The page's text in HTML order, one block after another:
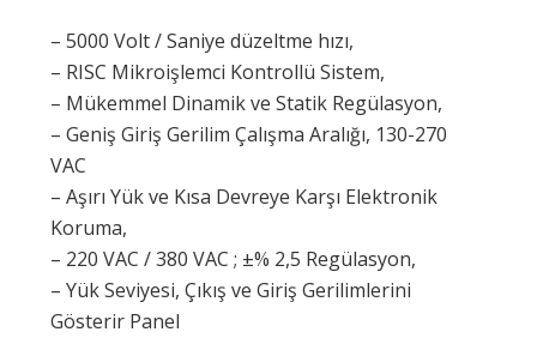
– 5000 Volt / Saniye düzeltme hızı,
– RISC Mikroişlemci Kontrollü Sistem,
– Mükemmel Dinamik ve Statik Regülasyon,
– Geniş Giriş Gerilim Çalışma Aralığı, 130-270
VAC
– Aşırı Yük ve Kısa Devreye Karşı Elektronik
Koruma,
– 220 VAC / 380 VAC ; ±% 2,5 Regülasyon,
– Yük Seviyesi, Çıkış ve Giriş Gerilimlerini
Gösterir Panel